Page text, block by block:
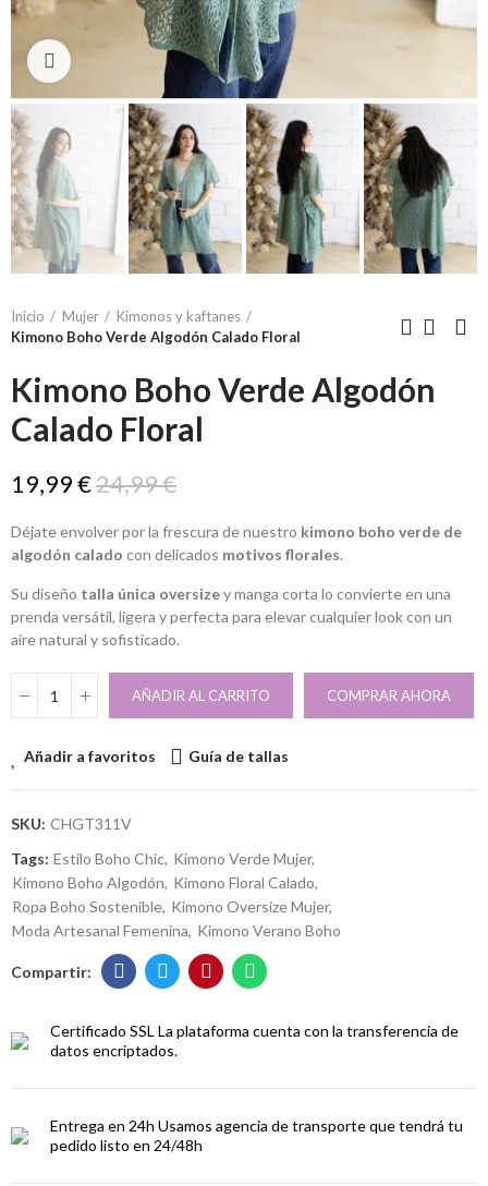
Inicio Mujer
Kimonos y kaftanes
Kimono Boho Verde Algodón Calado Floral
Kimono Boho Verde Algodón
Calado Floral
19,99 €24,99 €
Déjate envolver por la frescura de nuestro kimono boho verde de
algodón calado con delicados motivos florales.
Su diseño talla única oversizey manga corta lo convierte en una
prenda versátil, ligera y perfecta para elevar cualquier look con un
aire natural y sofisticado.
AÑADIR AL CARRITO COMPRAR AHORA
Añadir a favoritos Guía de tallas
SKU: CHGT311V
Tags: Estilo Boho Chic Kimono Verde Mujer
Kimono Boho Algodón Kimono Floral Calado
Ropa Boho Sostenible Kimono Oversize Mujer
Moda Artesanal Femenina Kimono Verano Boho
Certificado SSL La plataforma cuenta con la transferencia de
datos encriptados.
Entrega en 24h Usamos agencia de transporte que tendrá tu
pedido listo en 24/48h